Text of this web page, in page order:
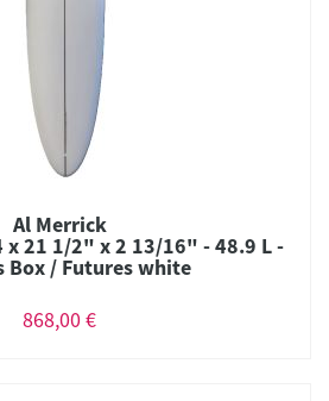
Al Merrick
x 21 1/2" x 2 13/16" - 48.9 L -
Box / Futures white
868,00 €